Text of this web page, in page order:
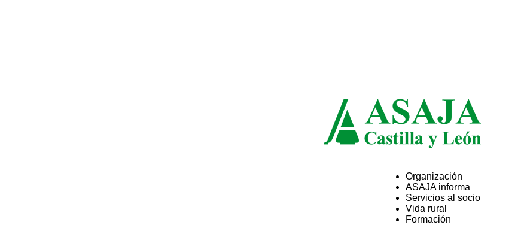
ASAJA
Organización
ASAJA informa
Servicios al socio
Vida rural
Formación